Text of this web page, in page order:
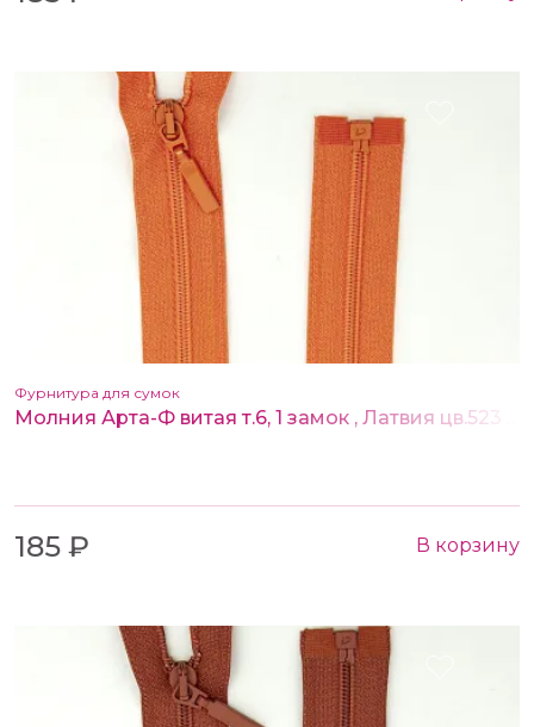
Фурнитура для сумок
185 ₽ В корзину